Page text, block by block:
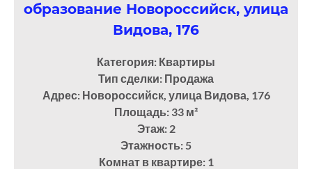
образование Новороссийск, улица
Видова, 176
Категория: Квартиры
Тип сделки: Продажа
Адрес: Новороссийск, улица Видова, 176
Площадь: 33 м²
Этаж: 2
Этажность: 5
Комнат в квартире: 1